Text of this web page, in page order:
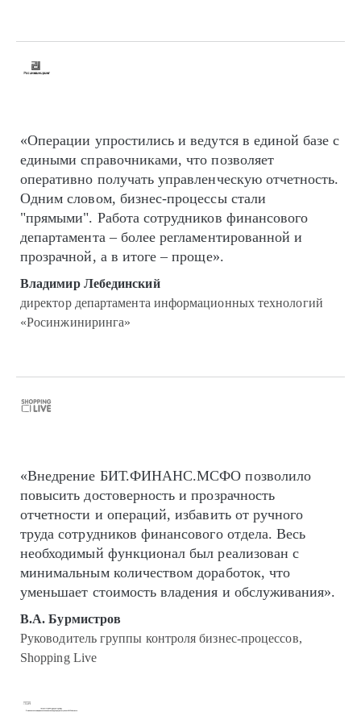
«Операции упростились и ведутся в единой базе с
едиными справочниками, что позволяет
оперативно получать управленческую отчетность.
Одним словом, бизнес-процессы стали
"прямыми". Работа сотрудников финансового
департамента – более регламентированной и
прозрачной, а в итоге – проще».
Владимир Лебединский
директор департамента информационных технологий
«Росинжиниринга»
«Внедрение БИТ.ФИНАНС.МСФО позволило
повысить достоверность и прозрачность
отчетности и операций, избавить от ручного
труда сотрудников финансового отдела. Весь
необходимый функционал был реализован с
минимальным количеством доработок, что
уменьшает стоимость владения и обслуживания».
В.А. Бурмистров
Руководитель группы контроля бизнес-процессов,
Shopping Live